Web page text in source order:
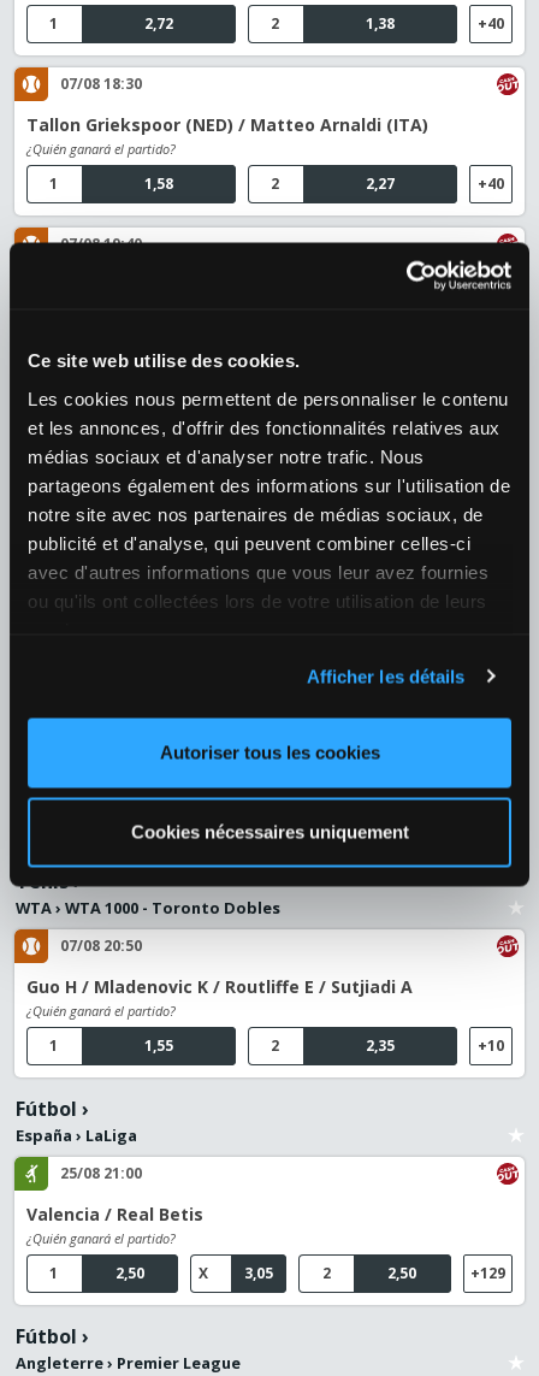
Ce site web utilise des cookies.
Les cookies nous permettent de personnaliser le contenu
et les annonces, d'offrir des fonctionnalités relatives aux
médias sociaux et d'analyser notre trafic. Nous
partageons également des informations sur l'utilisation de
notre site avec nos partenaires de médias sociaux, de
publicité et d'analyse, qui peuvent combiner celles-ci
avec d'autres informations que vous leur avez fournies
ou qu'ils ont collectées lors de votre utilisation de leurs
Afficher les détails
Autoriser tous les cookies
Cookies nécessaires uniquement
2,72
1 1,38
2 +40
07/08 18:30
Tallon Griekspoor (NED) / Matteo Arnaldi (ITA)
¿Quién ganará el partido?
1,58
1 2,27
2 +40
07/08 19:40
07/08 19:40
Botic Van De Zandschulp (NED) / Hubert Hurkacz (POL)
¿Quién ganará el partido?
08/08 01:00
Casper Ruud (NOR) / Joao Fonseca (BRA)
+40
08/08 02:10
Tien, Learner / Tommy Paul (USA)
¿Quién ganará el partido?
2,35 1,48
2
Tenis›
WTA› WTA 1000 - Toronto Dobles
07/08 20:50
Guo H / Mladenovic K / Routliffe E / Sutjiadi A
¿Quién ganará el partido?
1,55
1 2,35
2 +10
Fútbol ›
España › LaLiga
25/08 21:00
Valencia / Real Betis
¿Quién ganará el partido?
2,50
1 3,05
X 2,50
2 +129
Fútbol ›
Angleterre› Premier League